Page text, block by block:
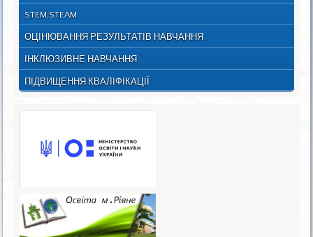
STEM,STEAM
ОЦІНЮВАННЯ РЕЗУЛЬТАТІВ НАВЧАННЯ
ІНКЛЮЗИВНЕ НАВЧАННЯ
ПІДВИЩЕННЯ КВАЛІФІКАЦІЇ